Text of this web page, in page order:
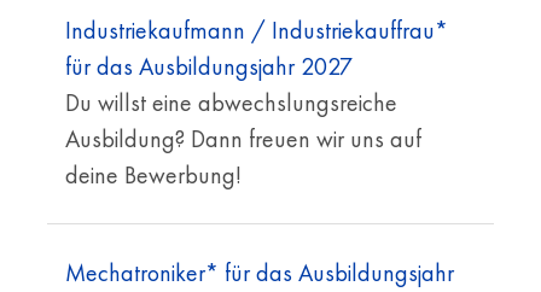
Industriekaufmann / Industriekauffrau*
für das Ausbildungsjahr 2027
Du willst eine abwechslungsreiche
Ausbildung? Dann freuen wir uns auf
deine Bewerbung!
Mechatroniker* für das Ausbildungsjahr